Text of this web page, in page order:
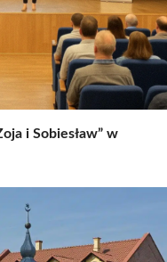
i Sobiesław” w